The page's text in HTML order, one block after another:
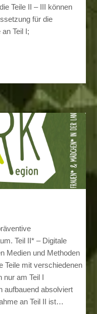
Teile II – III können
für die
Teil I;
Teil II* – Digitale
Medien und Methoden
Teile mit verschiedenen
nur am Teil I
aufbauend absolviert
an Teil II ist…